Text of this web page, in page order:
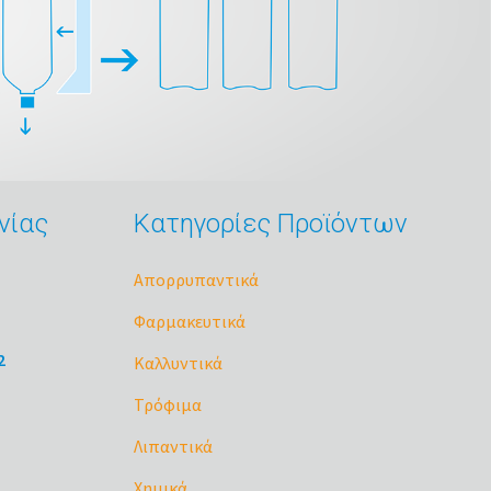
Κατηγορίες Προϊόντων
Απορρυπαντικά
Φαρμακευτικά
Καλλυντικά
Τρόφιμα
Λιπαντικά